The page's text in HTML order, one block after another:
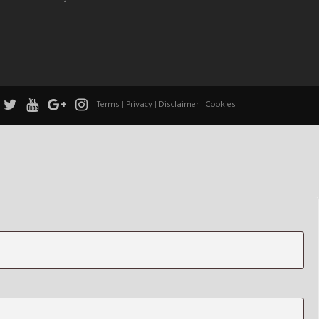
Terms | Privacy | Disclaimer | Cookies